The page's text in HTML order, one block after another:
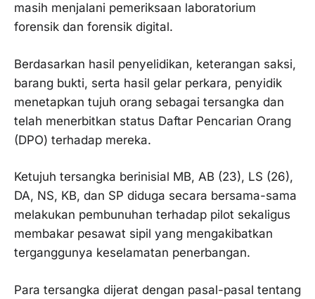
masih menjalani pemeriksaan laboratorium
forensik dan forensik digital.
Berdasarkan hasil penyelidikan, keterangan saksi,
barang bukti, serta hasil gelar perkara, penyidik
menetapkan tujuh orang sebagai tersangka dan
telah menerbitkan status Daftar Pencarian Orang
(DPO) terhadap mereka.
Ketujuh tersangka berinisial MB, AB (23), LS (26),
DA, NS, KB, dan SP diduga secara bersama-sama
melakukan pembunuhan terhadap pilot sekaligus
membakar pesawat sipil yang mengakibatkan
terganggunya keselamatan penerbangan.
Para tersangka dijerat dengan pasal-pasal tentang